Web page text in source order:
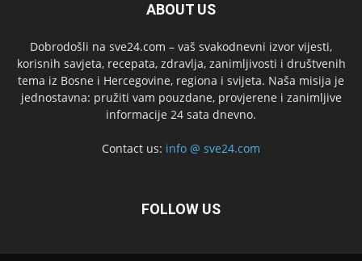
ABOUT US
Dobrodošli na sve24.com – vaš svakodnevni izvor vijesti,
korisnih savjeta, recepata, zdravlja, zanimljivosti i društvenih
tema iz Bosne i Hercegovine, regiona i svijeta. Naša misija je
jednostavna: pružiti vam pouzdane, provjerene i zanimljive
informacije 24 sata dnevno.
Contact us: info @ sve24.com
FOLLOW US